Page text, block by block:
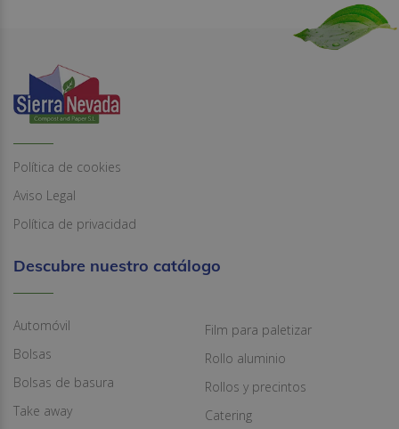
Política de cookies
Aviso Legal
Política de privacidad
Descubre nuestro catálogo
Automóvil
Bolsas
Bolsas de basura
Take away
Film para paletizar
Rollo aluminio
Rollos y precintos
Catering